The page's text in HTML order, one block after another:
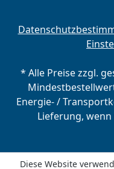
* Alle Preise zzgl.
Energie- /
Lieferung,
Diese Website